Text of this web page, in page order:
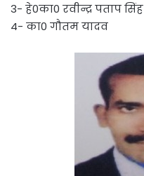
3- हे0का0 रवीन्द्र पताप सिंह
4- का0 गौतम यादव